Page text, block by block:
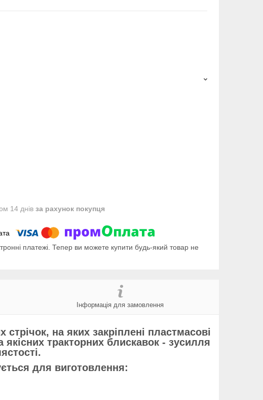
14 днів за рахунок покупця
платежі. Тепер ви можете купити будь-який товар не
Інформація для замовлення
на яких закріплені пластмасові
тракторних блискавок - зусилля
для виготовлення: